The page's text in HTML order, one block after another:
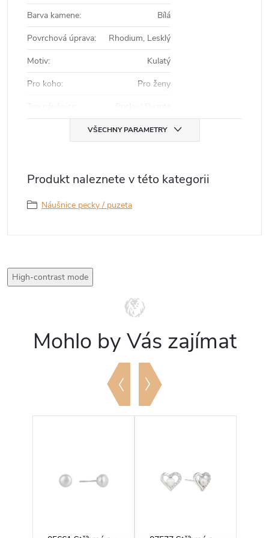
Barva kamene:
Bílá
Povrchová úprava:
Rhodium, Lesklý
Motiv:
Kulatý
Pro koho:
Pro ženy
VŠECHNY PARAMETRY
Produkt naleznete v této kategorii
Náušnice pecky / puzeta
High-contrast mode
Mohlo by Vás zajímat